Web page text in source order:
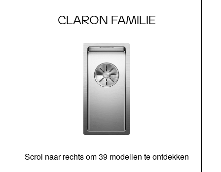
CLARON FAMILIE
Scrol naar rechts om 39 modellen te ontdekken